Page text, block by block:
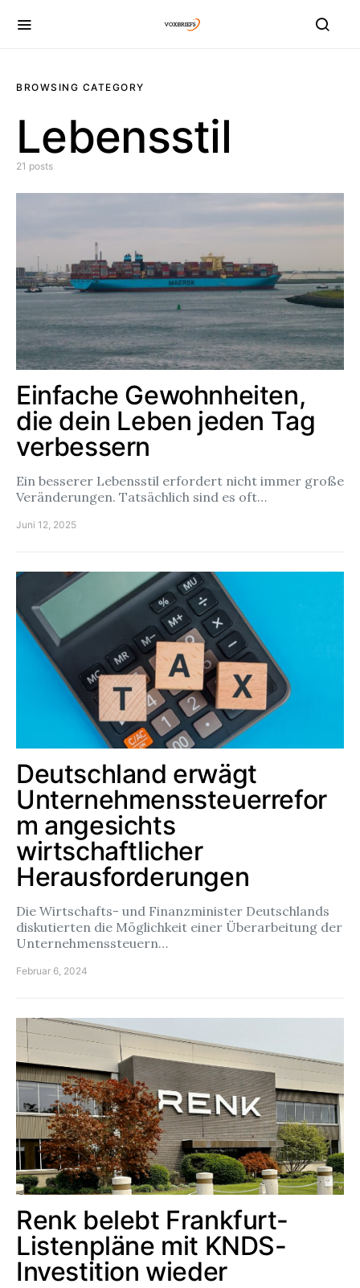
BROWSING CATEGORY
Lebensstil
21 posts
Einfache Gewohnheiten,
die dein Leben jeden Tag
verbessern
Ein besserer Lebensstil erfordert nicht immer große
Veränderungen. Tatsächlich sind es oft…
Juni 12, 2025
Deutschland erwägt
Unternehmenssteuerrefor
m angesichts
wirtschaftlicher
Herausforderungen
Die Wirtschafts- und Finanzminister Deutschlands
diskutierten die Möglichkeit einer Überarbeitung der
Unternehmenssteuern…
Februar 6, 2024
Renk belebt Frankfurt-
Listenpläne mit KNDS-
Investition wieder